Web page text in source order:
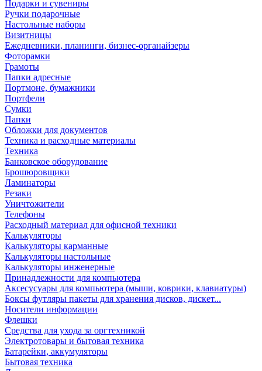
Подарки и сувениры
Ручки подарочные
Настольные наборы
Визитницы
Ежедневники, планинги, бизнес-органайзеры
Фоторамки
Грамоты
Папки адресные
Портмоне, бумажники
Портфели
Сумки
Папки
Обложки для документов
Техника и расходные материалы
Техника
Банковское оборудование
Брошюровщики
Ламинаторы
Резаки
Уничтожители
Телефоны
Расходный материал для офисной техники
Калькуляторы
Калькуляторы карманные
Калькуляторы настольные
Калькуляторы инженерные
Принадлежности для компьютера
Аксесусуары для компьютера (мыши, коврики, клавиатуры)
Боксы футляры пакеты для хранения дисков, дискет...
Носители информации
Флешки
Средства для ухода за оргтехникой
Электротовары и бытовая техника
Батарейки, аккумуляторы
Бытовая техника